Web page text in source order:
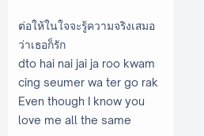
ต่อให้ในใจจะรู้ความจริงเสมอ
ว่าเธอก็รัก
dto hai nai jai ja roo kwam
cing seumer wa ter go rak
Even though I know you
love me all the same